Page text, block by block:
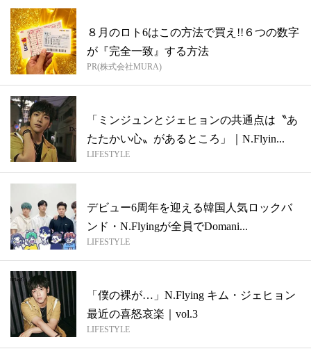
８月のロト6はこの方法で買え!!６つの数字
が『完全一致』する方法
PR(株式会社MURA)
「ミンジュンとジェヒョンの共通点は〝あ
たたかい心〟があるところ」｜N.Flyin...
LIFESTYLE
デビュー6周年を迎える韓国人気ロックバ
ンド・N.Flyingが全員でDomani...
LIFESTYLE
「僕の裸が…」N.Flying キム・ジェヒョン
最近の喜怒哀楽｜vol.3
LIFESTYLE